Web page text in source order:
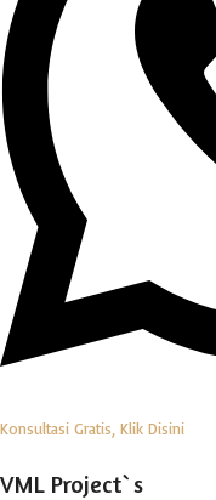
Konsultasi Gratis, Klik Disini
VML Project`s